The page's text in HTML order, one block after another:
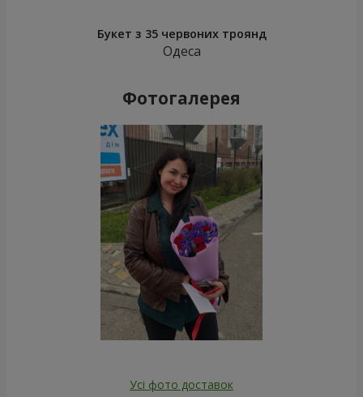
Букет з 35 червоних троянд
Одеса
Фотогалерея
Усі фото доставок